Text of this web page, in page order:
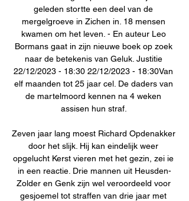
geleden stortte een deel van de
mergelgroeve in Zichen in. 18 mensen
kwamen om het leven. - En auteur Leo
Bormans gaat in zijn nieuwe boek op zoek
naar de betekenis van Geluk. Justitie
22/12/2023 - 18:30 22/12/2023 - 18:30Van
elf maanden tot 25 jaar cel. De daders van
de martelmoord kennen na 4 weken
assisen hun straf.
Zeven jaar lang moest Richard Opdenakker
door het slijk. Hij kan eindelijk weer
opgelucht Kerst vieren met het gezin, zei ie
in een reactie. Drie mannen uit Heusden-
Zolder en Genk zijn wel veroordeeld voor
gesjoemel tot straffen van drie jaar met